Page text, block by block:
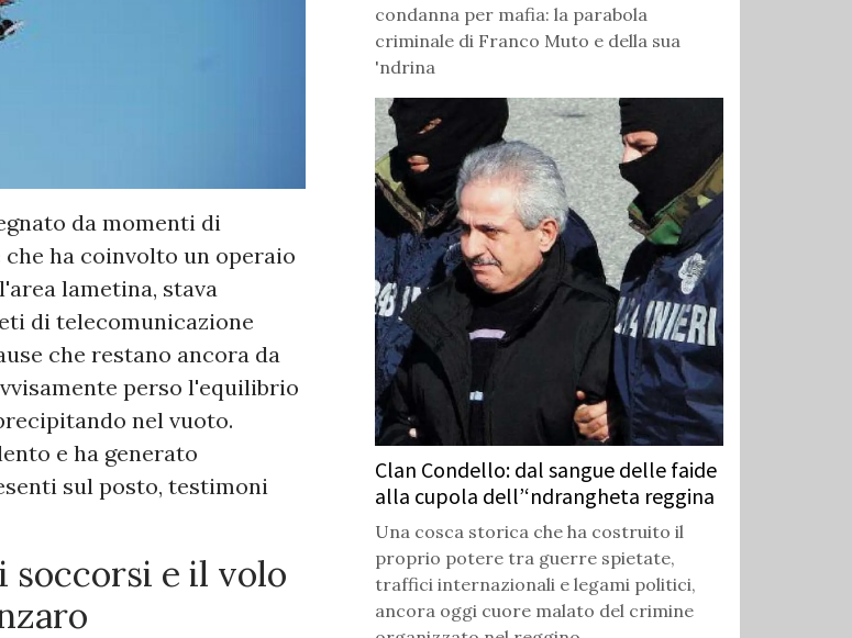
da momenti di
ha coinvolto un operaio
lametina, stava
di telecomunicazione
che restano ancora da
perso l'equilibrio
nel vuoto.
e ha generato
sul posto, testimoni
soccorsi e il volo
condanna per mafia: la parabola
criminale di Franco Muto e della sua
'ndrina
Clan Condello: dal sangue delle faide
alla cupola dell’‘ndrangheta reggina
Una cosca storica che ha costruito il
proprio potere tra guerre spietate,
traffici internazionali e legami politici,
ancora oggi cuore malato del crimine